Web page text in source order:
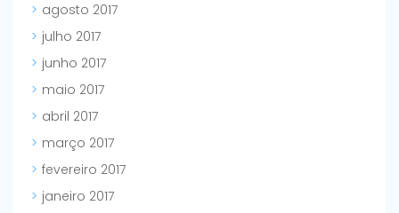
agosto 2017
julho 2017
junho 2017
maio 2017
abril 2017
março 2017
fevereiro 2017
janeiro 2017